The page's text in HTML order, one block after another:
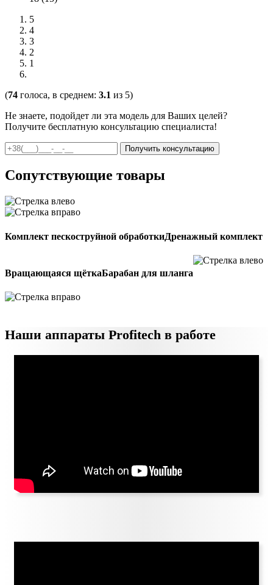
5
4
3
2
1
(74 голоса, в среднем: 3.1 из 5)
Не знаете, подойдет ли эта модель для Ваших целей?
Получите бесплатную консультацию специалиста!
Сопутствующие товары
Комплект пескоструйной обработкиДренажный комплект
Вращающаяся щёткаБарабан для шланга
Наши аппараты Profitech в работе